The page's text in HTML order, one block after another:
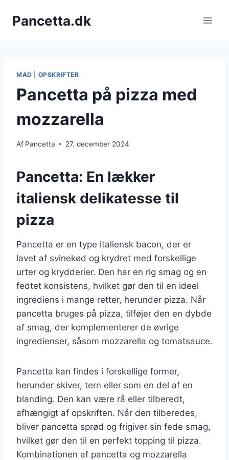
Pancetta.dk
MAD OPSKRIFTER
Pancetta på pizza med
mozzarella
Af Pancetta 27. december 2024
Pancetta: En lækker
italiensk delikatesse til
pizza
Pancetta er en type italiensk bacon, der er
lavet af svinekød og krydret med forskellige
urter og krydderier. Den har en rig smag og en
fedtet konsistens, hvilket gør den til en ideel
ingrediens i mange retter, herunder pizza. Når
pancetta bruges på pizza, tilføjer den en dybde
af smag, der komplementerer de øvrige
ingredienser, såsom mozzarella og tomatsauce.
Pancetta kan findes i forskellige former,
herunder skiver, tern eller som en del af en
blanding. Den kan være rå eller tilberedt,
afhængigt af opskriften. Når den tilberedes,
bliver pancetta sprød og frigiver sin fede smag,
hvilket gør den til en perfekt topping til pizza.
Kombinationen af pancetta og mozzarella